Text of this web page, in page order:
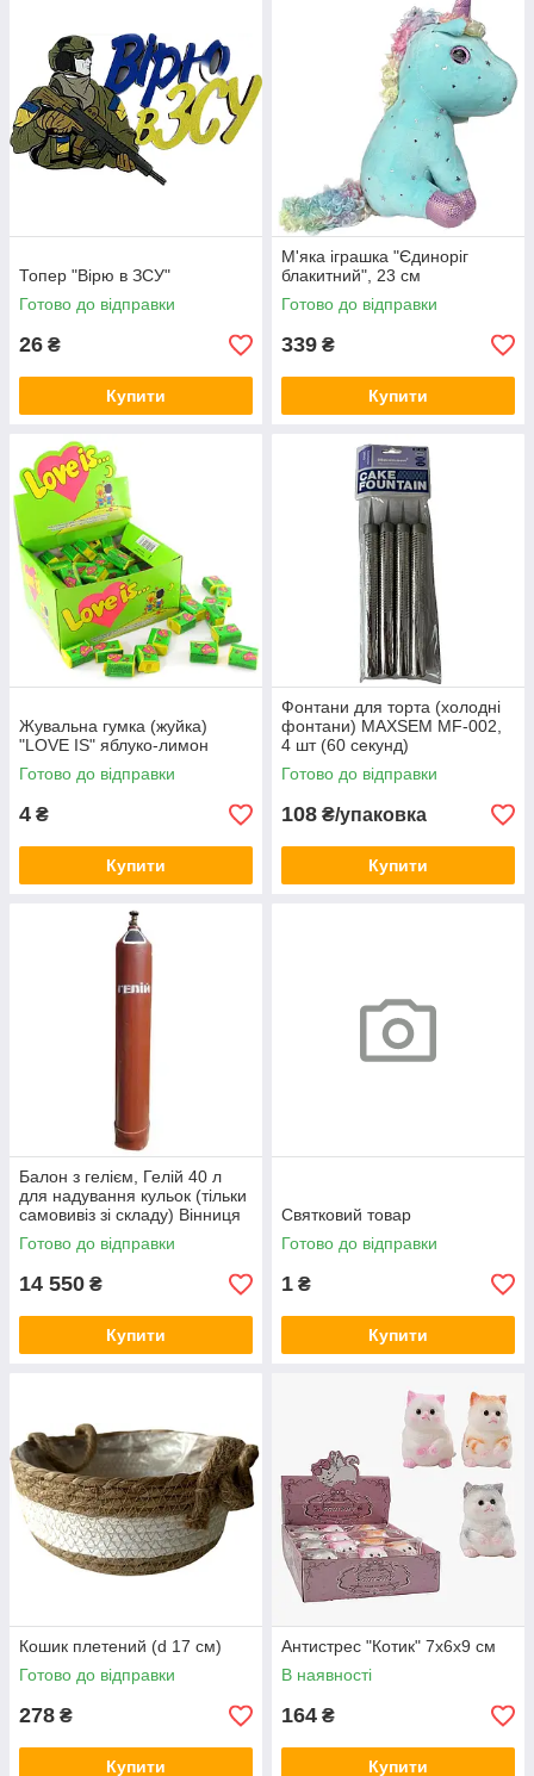
Топер "Вірю в ЗСУ"
Готово до відправки
26 ₴
Купити
М'яка іграшка "Єдиноріг
блакитний", 23 см
Готово до відправки
339 ₴
Купити
Жувальна гумка (жуйка)
"LOVE IS" яблуко-лимон
Готово до відправки
4 ₴
Купити
Фонтани для торта (холодні
фонтани) MAXSEM MF-002,
4 шт (60 секунд)
Готово до відправки
108 ₴/упаковка
Купити
Балон з гелієм, Гелій 40 л
для надування кульок (тільки
самовивіз зі складу) Вінниця
Готово до відправки
14 550 ₴
Купити
Святковий товар
Готово до відправки
1 ₴
Купити
Кошик плетений (d 17 см)
Готово до відправки
278 ₴
Купити
Антистрес "Котик" 7х6х9 см
В наявності
164 ₴
Купити